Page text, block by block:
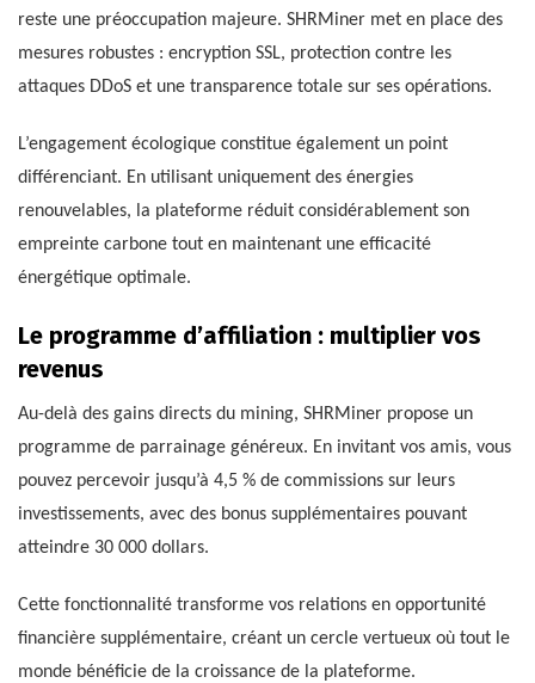
reste une préoccupation majeure. SHRMiner met en place des
mesures robustes : encryption SSL, protection contre les
attaques DDoS et une transparence totale sur ses opérations.
L’engagement écologique constitue également un point
différenciant. En utilisant uniquement des énergies
renouvelables, la plateforme réduit considérablement son
empreinte carbone tout en maintenant une efficacité
énergétique optimale.
Le programme d’affiliation : multiplier vos
revenus
Au-delà des gains directs du mining, SHRMiner propose un
programme de parrainage généreux. En invitant vos amis, vous
pouvez percevoir jusqu’à 4,5 % de commissions sur leurs
investissements, avec des bonus supplémentaires pouvant
atteindre 30 000 dollars.
Cette fonctionnalité transforme vos relations en opportunité
financière supplémentaire, créant un cercle vertueux où tout le
monde bénéficie de la croissance de la plateforme.